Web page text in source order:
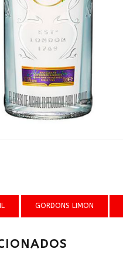
GORDONS LIMON